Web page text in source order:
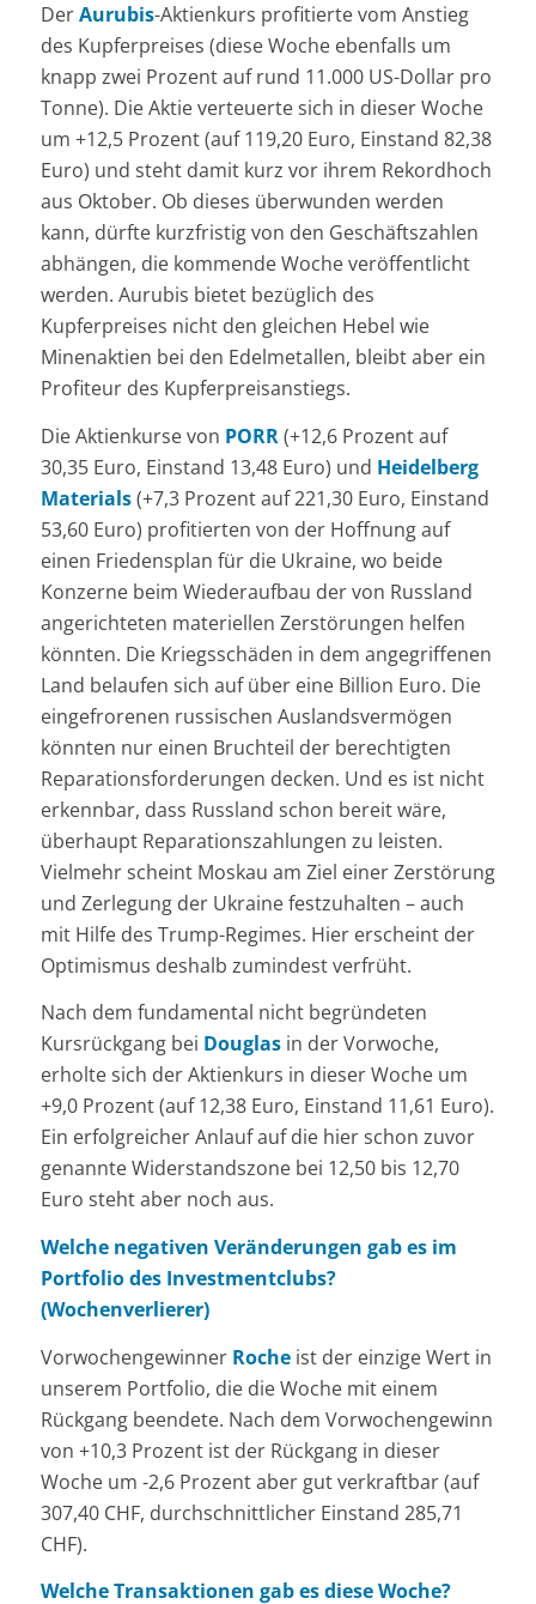
DerAurubis-Aktienkurs profitierte vom Anstieg
des Kupferpreises (diese Woche ebenfalls um
knapp zwei Prozent auf rund 11.000 US-Dollar pro
Tonne). Die Aktie verteuerte sich in dieser Woche
um +12,5 Prozent (auf 119,20 Euro, Einstand 82,38
Euro) und steht damit kurz vor ihrem Rekordhoch
aus Oktober. Ob dieses überwunden werden
kann, dürfte kurzfristig von den Geschäftszahlen
abhängen, die kommende Woche veröffentlicht
werden. Aurubis bietet bezüglich des
Kupferpreises nicht den gleichen Hebel wie
Minenaktien bei den Edelmetallen, bleibt aber ein
Profiteur des Kupferpreisanstiegs.
Die Aktienkurse von PORR(+12,6 Prozent auf
30,35 Euro, Einstand 13,48 Euro) und Heidelberg
Materials(+7,3 Prozent auf 221,30 Euro, Einstand
53,60 Euro) profitierten von der Hoffnung auf
einen Friedensplan für die Ukraine, wo beide
Konzerne beim Wiederaufbau der von Russland
angerichteten materiellen Zerstörungen helfen
könnten. Die Kriegsschäden in dem angegriffenen
Land belaufen sich auf über eine Billion Euro. Die
eingefrorenen russischen Auslandsvermögen
könnten nur einen Bruchteil der berechtigten
Reparationsforderungen decken. Und es ist nicht
erkennbar, dass Russland schon bereit wäre,
überhaupt Reparationszahlungen zu leisten.
Vielmehr scheint Moskau am Ziel einer Zerstörung
und Zerlegung der Ukraine festzuhalten – auch
mit Hilfe des Trump-Regimes. Hier erscheint der
Optimismus deshalb zumindest verfrüht.
Nach dem fundamental nicht begründeten
Kursrückgang bei Douglasin der Vorwoche,
erholte sich der Aktienkurs in dieser Woche um
+9,0 Prozent (auf 12,38 Euro, Einstand 11,61 Euro).
Ein erfolgreicher Anlauf auf die hier schon zuvor
genannte Widerstandszone bei 12,50 bis 12,70
Euro steht aber noch aus.
Welche negativen Veränderungen gab es im
Portfolio des Investmentclubs?
(Wochenverlierer)
Vorwochengewinner Rocheist der einzige Wert in
unserem Portfolio, die die Woche mit einem
Rückgang beendete. Nach dem Vorwochengewinn
von +10,3 Prozent ist der Rückgang in dieser
Woche um -2,6 Prozent aber gut verkraftbar (auf
307,40 CHF, durchschnittlicher Einstand 285,71
CHF).
Welche Transaktionen gab es diese Woche?